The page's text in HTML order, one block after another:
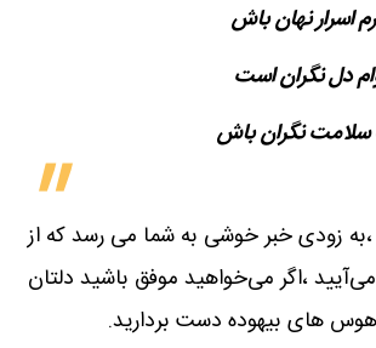
اسرار نهان باش
دل نگران است
سلامت نگران باش
،به زودی خبر خوشی به شما می رسد که از
،اگر می‌خواهید موفق باشید دلتان
های بیهوده دست بردارید.